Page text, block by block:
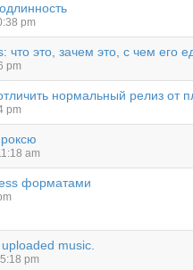
pm
что это, зачем это, с чем его
pm
нормальный релиз от
pm
am
форматами
music.
pm